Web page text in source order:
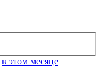
в этом месяце